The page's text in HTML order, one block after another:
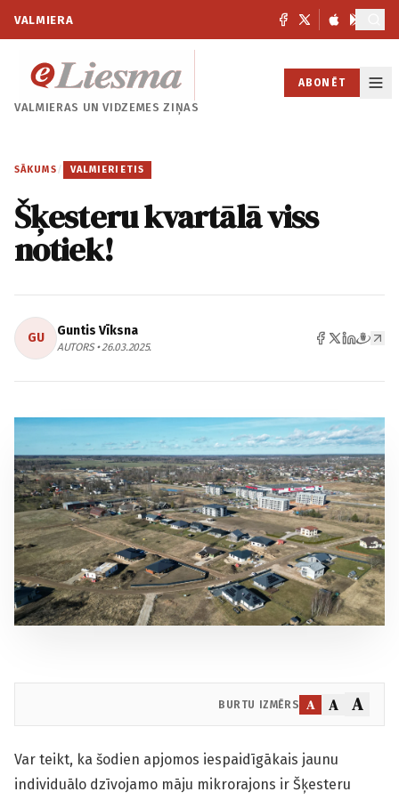
VALMIERA
VALMIERAS UNVIDZEMES ZIŅAS
ABONĒT
SĀKUMS / VALMIERIETIS
Šķesteru kvartālā viss
notiek!
GU Guntis Vīksna
AUTORS • 26.03.2025.
BURTU IZMĒRS A A A
Var teikt, ka šodien apjomos iespaidīgākais jaunu
individuālo dzīvojamo māju mikrorajons ir Šķesteru